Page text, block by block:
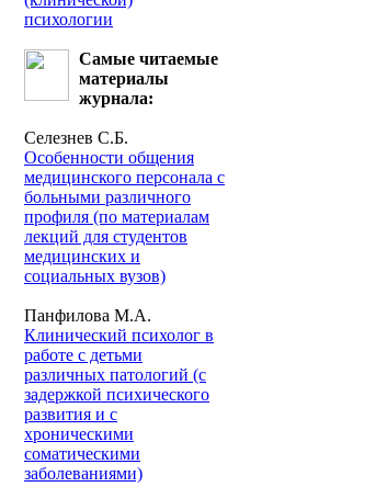
психологии
Cамые читаемые
материалы
журнала:
Селезнев С.Б.
Особенности общения
медицинского персонала с
больными различного
профиля (по материалам
лекций для студентов
медицинских и
социальных вузов)
Панфилова М.А.
Клинический психолог в
работе с детьми
различных патологий (с
задержкой психического
развития и с
хроническими
соматическими
заболеваниями)